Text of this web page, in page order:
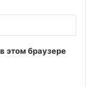
этом браузере